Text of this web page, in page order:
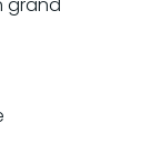
grand